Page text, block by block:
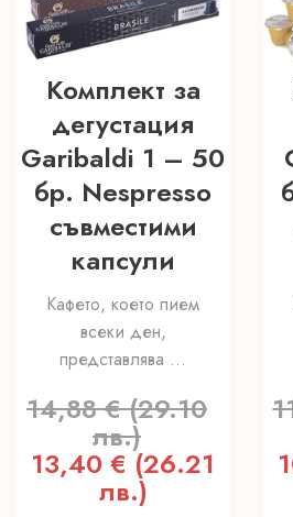
Комплект за
дегустация
Garibaldi 1 – 50
бр. Nespresso
съвместими
капсули
Кафето, което пием
всеки ден,
представлява ...
14,88€ (29.10
лв.)
Original
13,40€ (26.21
лв.)